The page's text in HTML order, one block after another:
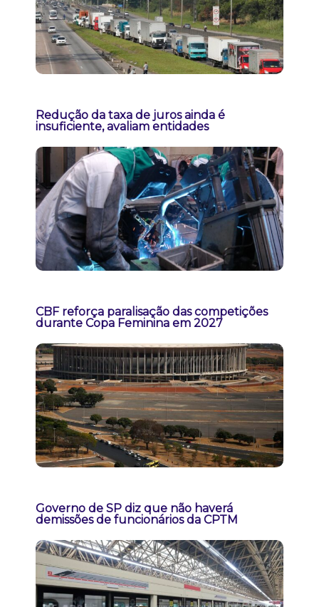
Redução da taxa de juros ainda é
insuficiente, avaliam entidades
CBF reforça paralisação das competições
durante Copa Feminina em 2027
Governo de SP diz que não haverá
demissões de funcionários da CPTM